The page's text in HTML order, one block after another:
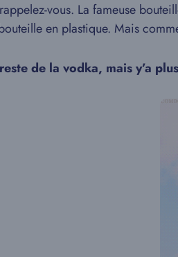
vous. La fameuse
en plastique. Mais
de la vodka, mais y’a